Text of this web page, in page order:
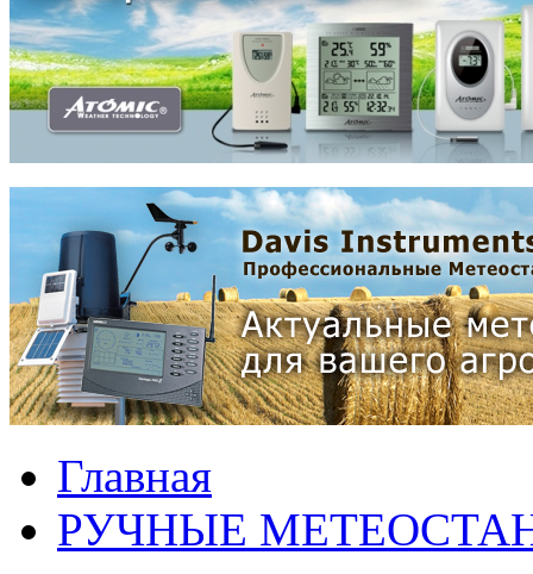
Главная
РУЧНЫЕ